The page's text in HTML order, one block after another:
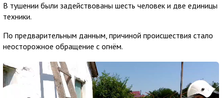
В тушении были задействованы шесть человек и две единицы
техники.
По предварительным данным, причиной происшествия стало
неосторожное обращение с огнём.